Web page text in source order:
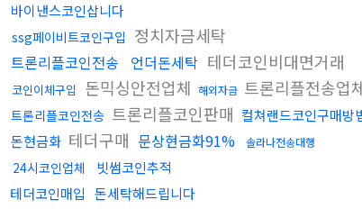
바이낸스코인삽니다
ssg페이비트코인구입 정치자금세탁
트론리플코인전송 언더돈세탁 테더코인비대면거래
코인이체구입 돈믹싱안전업체 해외자금 트론리플전송업
트론리플코인전송 트론리플코인판매 컬쳐랜드코인구매방
돈현금화 테더구매 문상현금화91% 솔라나전송대행
24시코인업체
빗썸코인추적
테더코인매입 돈세탁해드립니다